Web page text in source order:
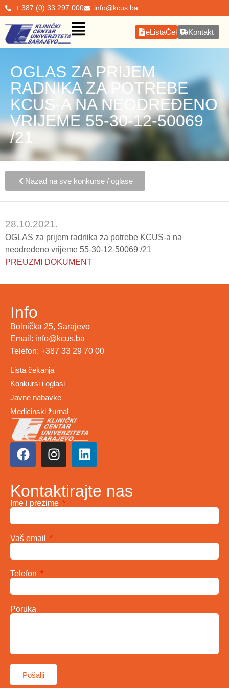
+ 387 (0) 33 297 000 info@kcus.ba
eListaČekanjaKontakt
OGLAS ZA PRIJEM
RADNIKA ZA POTREBE
KCUS-A NA NEODREĐENO
VRIJEME 55-30-12-50069
/21
Nazad na sve konkurse / oglase
28.10.2021.
OGLAS za prijem radnika za potrebe KCUS-a na
neodređeno vrijeme 55-30-12-50069 /21
PREUZMI DOKUMENT
Info
Bolnička 25, Sarajevo
Email: info@kcus.ba
Telefon: +387 33 29 70 00
Lista čekanja
Konkursi i oglasi
Javne nabavke
Medicinski žurnal
Kontaktirajte nas
Ime i prezime
Vaš email
Telefon
Poruka
Pošalji